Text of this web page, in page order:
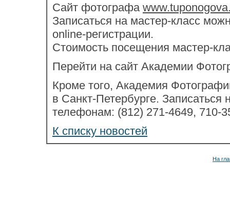
Сайт фотографа
Записаться на мастер-класс
online-регистрации.
Стоимость посещения мастер-
Перейти на сайт Академии
Кроме того, Академия
в Санкт-Петербурге.
телефонам: (812) 271-4649, 710-
К списку новостей
На